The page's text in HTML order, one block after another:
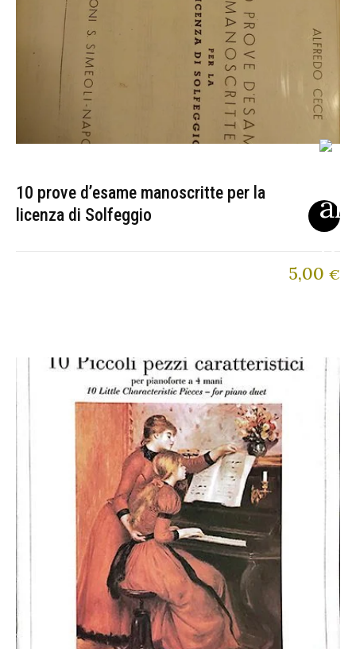
10 prove d’esame manoscritte per la
licenza di Solfeggio
5,00 €